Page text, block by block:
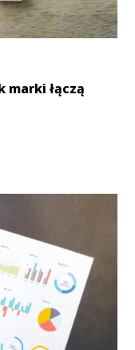
marki łączą